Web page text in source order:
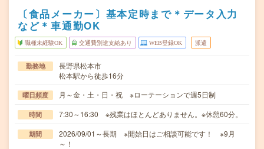
〔食品メーカー〕基本定時まで＊データ入力
など＊車通勤OK
職種未経験OK 交通費別途支給あり WEB登録OK 派遣
勤務地
長野県松本市
松本駅から徒歩16分
曜日頻度 月～金・土・日・祝 ※ローテーションで週5日制
時間 7:30～16:30 ※残業はほとんどありません。※休憩60分。
期間
2026/09/01～長期 ※開始日はご相談可能です！ ※9月
～！